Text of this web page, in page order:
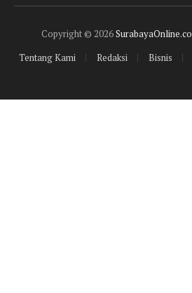
(Twitter)
Copyright © 2026SurabayaOnline.co
Tentang Kami
Redaksi Bisnis